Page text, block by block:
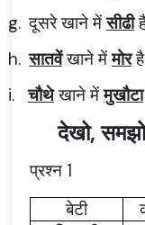
g. दूसरे खाने मेंसीढी
h. सातवेंखाने मेंमोर
i. चौथेखाने मेंमुखौटा
देखो,
प्रश्न 1
बेटी